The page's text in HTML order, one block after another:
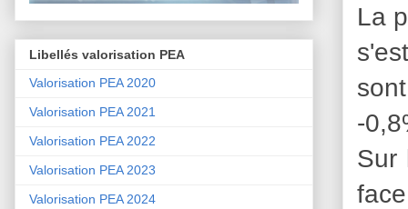
La
-
Sur
Libellés valorisation PEA
Valorisation PEA 2020
Valorisation PEA 2021
Valorisation PEA 2022
Valorisation PEA 2023
Valorisation PEA 2024